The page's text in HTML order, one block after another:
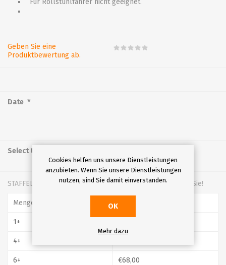
Geben Sie eine
Produktbewertung ab.
Date *
Select time
STAFFELPREISE - je mehr Sie kaufen, desto mehr sparen Sie!
Menge
1+
4+
6+ €68,00
Cookies helfen uns unsere Dienstleistungen
anzubieten. Wenn Sie unsere Dienstleistungen
nutzen, sind Sie damit einverstanden.
OK
Mehr dazu